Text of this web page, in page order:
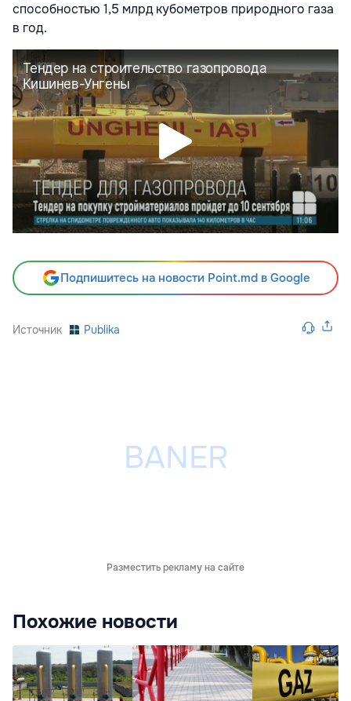
способностью 1,5 млрд кубометров природного газа
в год.
Подпишитесь на новости Point.md в Google
Источник Publika
Разместить рекламу на сайте
Похожие новости